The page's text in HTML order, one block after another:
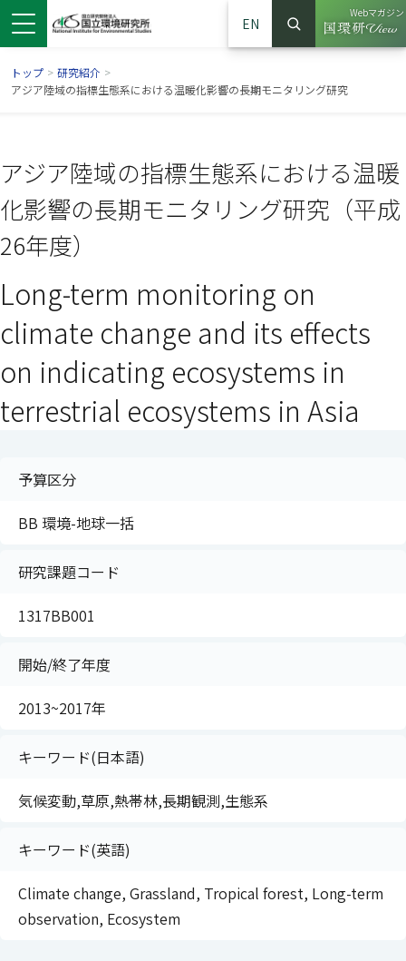
ドウで開きます）
ンドウで開きます）
ウインドウで開きます）
EN
サイト内検索
検索
Webマガジン
（別ウイ
トップ > 研究紹介 >
アジア陸域の指標生態系における温暖化影響の長期モニタリング研究
アジア陸域の指標生態系における温暖
化影響の長期モニタリング研究（平成
26年度）
Long-term monitoring on
climate change and its effects
on indicating ecosystems in
terrestrial ecosystems in Asia
予算区分
BB 環境-地球一括
研究課題コード
1317BB001
開始/終了年度
2013~2017年
キーワード(日本語)
気候変動,草原,熱帯林,長期観測,生態系
キーワード(英語)
Climate change, Grassland, Tropical forest, Long-term
observation, Ecosystem